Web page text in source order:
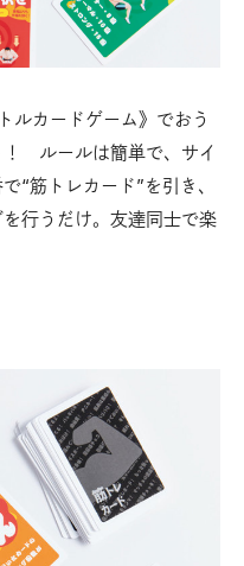
ルカードゲーム》でおう
！ ルールは簡単で、サイ
“筋トレカード”を引き、
行うだけ。友達同士で楽